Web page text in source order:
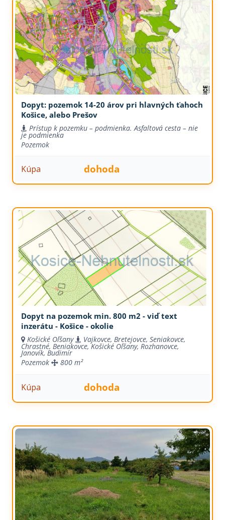
Dopyt: pozemok 14-20 árov pri hlavných ťahoch
Košice, alebo Prešov
Prístup k pozemku – podmienka. Asfaltová cesta – nie
je podmienka
Pozemok
Kúpa dohoda
Dopyt na pozemok min. 800 m2 - viď text
inzerátu - Košice - okolie
Košické Oľšany Vajkovce, Bretejovce, Seniakovce,
Chrastné, Beniakovce, Košické Oľšany, Rozhanovce,
Janovík, Budimír
Pozemok
800 m²
Kúpa dohoda